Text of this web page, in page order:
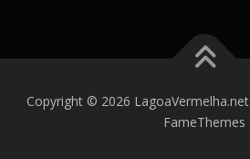
Copyright © 2026 LagoaVermelha.net
FameThemes